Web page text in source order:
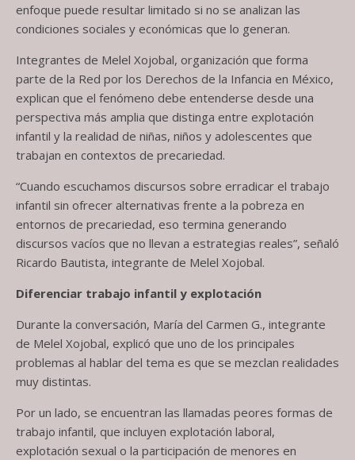
enfoque puede resultar limitado si no se analizan las
condiciones sociales y económicas que lo generan.
Integrantes de Melel Xojobal, organización que forma
parte de la Red por los Derechos de la Infancia en México,
explican que el fenómeno debe entenderse desde una
perspectiva más amplia que distinga entre explotación
infantil y la realidad de niñas, niños y adolescentes que
trabajan en contextos de precariedad.
“Cuando escuchamos discursos sobre erradicar el trabajo
infantil sin ofrecer alternativas frente a la pobreza en
entornos de precariedad, eso termina generando
discursos vacíos que no llevan a estrategias reales”, señaló
Ricardo Bautista, integrante de Melel Xojobal.
Diferenciar trabajo infantil y explotación
Durante la conversación, María del Carmen G., integrante
de Melel Xojobal, explicó que uno de los principales
problemas al hablar del tema es que se mezclan realidades
muy distintas.
Por un lado, se encuentran las llamadas peores formas de
trabajo infantil, que incluyen explotación laboral,
explotación sexual o la participación de menores en